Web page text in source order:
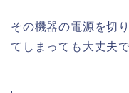
その機器の電源を切
てしまっても大丈夫で